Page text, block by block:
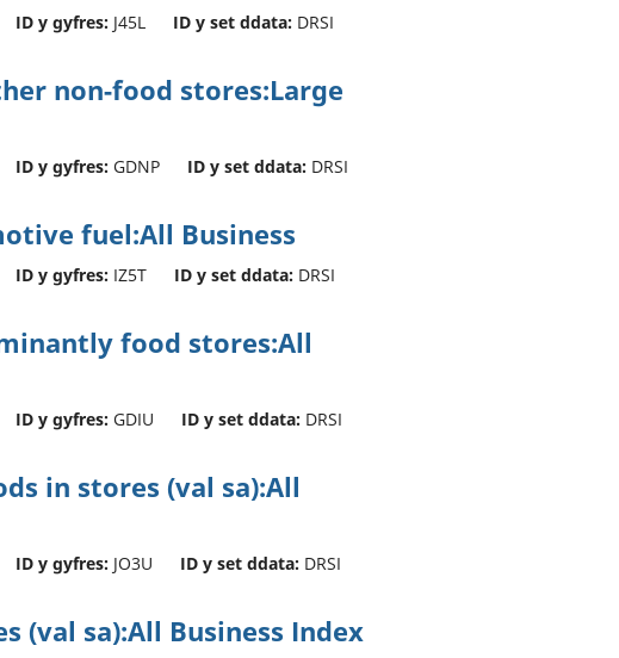
ID y gyfres: J45L ID y set ddata: DRSI
non-food stores:Large
ID y gyfres: GDNP ID y set ddata: DRSI
fuel:All Business
ID y gyfres: IZ5T ID y set ddata: DRSI
food stores:All
ID y gyfres: GDIU ID y set ddata: DRSI
in stores (val sa):All
ID y gyfres: JO3U ID y set ddata: DRSI
(val sa):All Business Index